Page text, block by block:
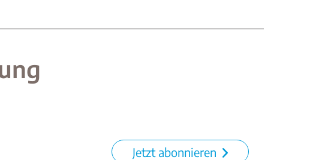
Jetzt abonnieren